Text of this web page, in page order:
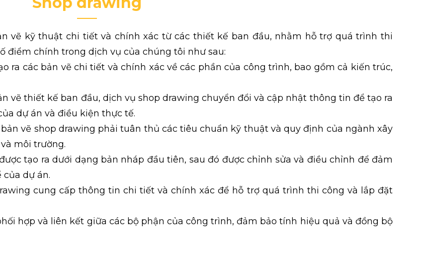
vẽ kỹ thuật chi tiết và chính xác từ các thiết kế ban đầu, nhằm hỗ trợ quá trình thi
điểm chính trong dịch vụ của chúng tôi như sau:
ra các bản vẽ chi tiết và chính xác về các phần của công trình, bao gồm cả kiến trúc,
vẽ thiết kế ban đầu, dịch vụ shop drawing chuyển đổi và cập nhật thông tin để tạo ra
dự án và điều kiện thực tế.
bản vẽ shop drawing phải tuân thủ các tiêu chuẩn kỹ thuật và quy định của ngành xây
môi trường.
tạo ra dưới dạng bản nháp đầu tiên, sau đó được chỉnh sửa và điều chỉnh để đảm
dự án.
cung cấp thông tin chi tiết và chính xác để hỗ trợ quá trình thi công và lắp đặt
hợp và liên kết giữa các bộ phận của công trình, đảm bảo tính hiệu quả và đồng bộ